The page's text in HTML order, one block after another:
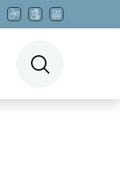
Rechercher